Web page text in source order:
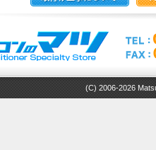
(C) 2006-2026